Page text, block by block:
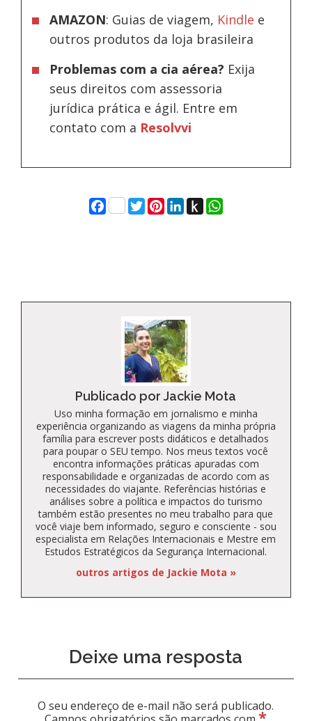
AMAZON: Guias de viagem, Kindle e
outros produtos da loja brasileira
Problemas com a cia aérea? Exija
seus direitos com assessoria
jurídica prática e ágil. Entre em
contato com a Resolvvi
Facebook
Twitter
Pinterest
LinkedIn
Push
to
WhatsApp
Publicado por Jackie Mota
Uso minha formação em jornalismo e minha
experiência organizando as viagens da minha própria
família para escrever posts didáticos e detalhados
para poupar o SEU tempo. Nos meus textos você
encontra informações práticas apuradas com
responsabilidade e organizadas de acordo com as
necessidades do viajante. Referências histórias e
análises sobre a política e impactos do turismo
também estão presentes no meu trabalho para que
você viaje bem informado, seguro e consciente - sou
especialista em Relações Internacionais e Mestre em
Estudos Estratégicos da Segurança Internacional.
outros artigos de Jackie Mota »
Deixe uma resposta
O seu endereço de e-mail não será publicado.
*